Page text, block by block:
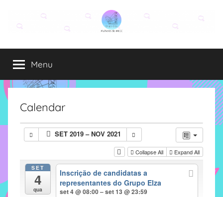
conteúdo
Grupo
Elza
Elza
é
formado
alunas,
funcionárias
IMECC
Menu
Calendar
SET 2019 – NOV 2021
Collapse All Expand All
SET
4
qua
Inscrição de candidatas a
representantes do Grupo Elza
set 4 @ 08:00 – set 13 @ 23:59